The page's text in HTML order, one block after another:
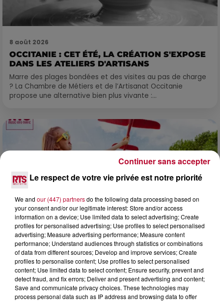
8 août 2026
OCCITANIE : CET ÉTÉ, LA CRÉATION S'EXPOSE
DANS LES ATELIERS D'ARTISANS
Marre des plages bondées et des visites au pas de charge
? La Chambre de Métiers et de l’Artisanat Occitanie
propose une alternative bien plus vivante :...
7 août 2026
NOS IDÉES DE SORTIE POUR CE WEEK-END
Comme tous les vendredis, voici une petite sélection des
rendez-vous à ne pas manquer dans le coin. Que vous ayez
envie de voyager à l'autre bout du monde,...
Le respect de votre vie privée est notre priorité
We and our (447) partnersdo the following data processing based on
your consent and/or our legitimate interest: Store and/or access
information on a device; Use limited data to select advertising; Create
profiles for personalised advertising; Use profiles to select personalised
advertising; Measure advertising performance; Measure content
performance; Understand audiences through statistics or combinations
of data from different sources; Develop and improve services; Create
profiles to personalise content; Use profiles to select personalised
content; Use limited data to select content; Ensure security, prevent and
detect fraud, and fix errors; Deliver and present advertising and content;
Save and communicate privacy choices. These technologies may
process personal data such as IP address and browsing data to offer
Continuer sans accepter